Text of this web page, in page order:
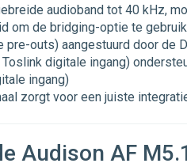
audioband tot 40 kHz,
om de bridging-optie te
outs) aangestuurd door
digitale ingang)
ingang)
zorgt voor een juiste
Audison AF